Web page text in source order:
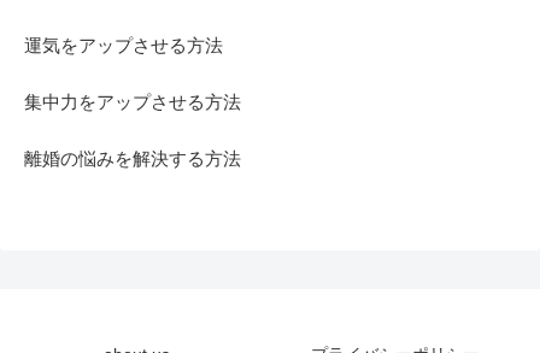
運気をアップさせる方法
集中力をアップさせる方法
離婚の悩みを解決する方法